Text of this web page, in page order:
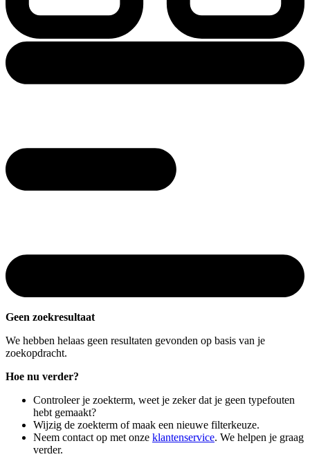
Geen zoekresultaat
We hebben helaas geen resultaten gevonden op basis van je
zoekopdracht.
Hoe nu verder?
Controleer je zoekterm, weet je zeker dat je geen typefouten
hebt gemaakt?
Wijzig de zoekterm of maak een nieuwe filterkeuze.
Neem contact op met onze klantenservice. We helpen je graag
verder.